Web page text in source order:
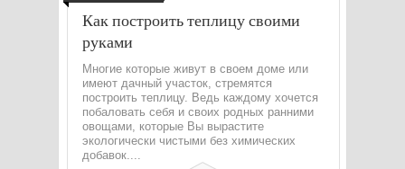
Как построить теплицу своими
руками
Многие которые живут в своем доме или
имеют дачный участок, стремятся
построить теплицу. Ведь каждому хочется
побаловать себя и своих родных ранними
овощами, которые Вы вырастите
экологически чистыми без химических
добавок....